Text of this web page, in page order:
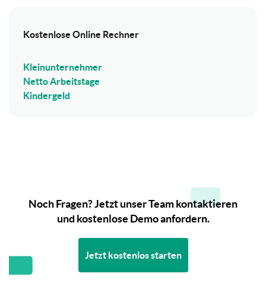
Kostenlose Online Rechner
Kleinunternehmer
Netto Arbeitstage
Kindergeld
Noch Fragen? Jetzt unser Team kontaktieren
und kostenlose Demo anfordern.
Jetzt kostenlos starten